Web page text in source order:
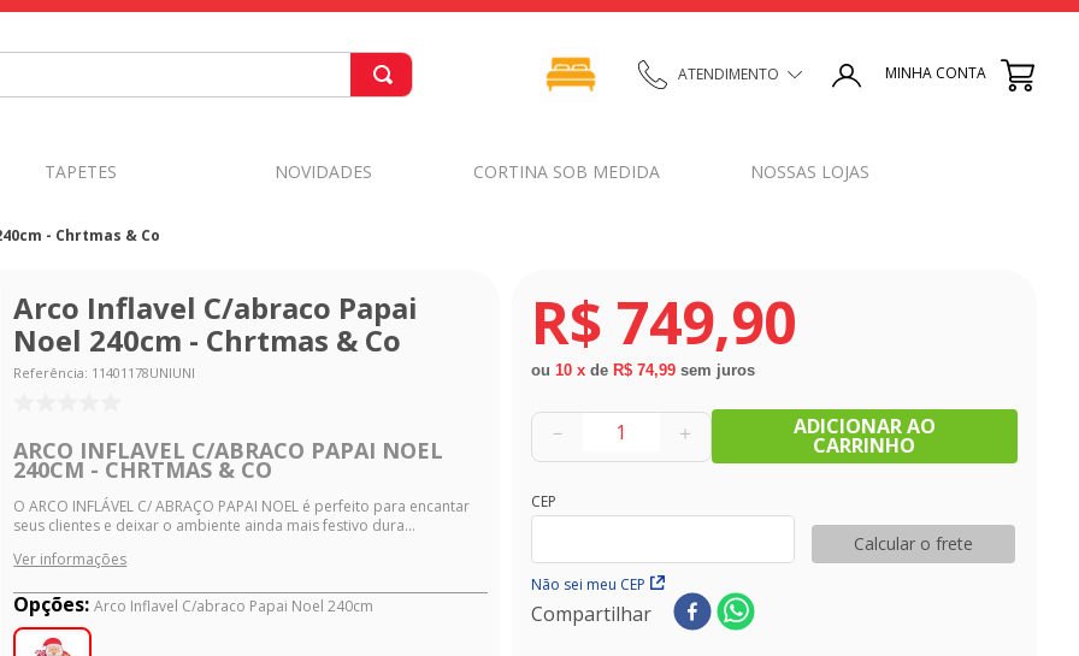
ATENDIMENTO MINHA CONTA
TAPETES NOVIDADES CORTINA SOB MEDIDA NOSSAS LOJAS
- Chrtmas & Co
Arco Inflavel C/abraco Papai
Noel 240cm - Chrtmas & Co
Referência: 11401178UNIUNI
ARCO INFLAVEL C/ABRACO PAPAI NOEL
240CM - CHRTMAS & CO
O ARCO INFLÁVEL C/ ABRAÇO PAPAI NOEL é perfeito para encantar
seus clientes e deixar o ambiente ainda mais festivo dura...
Ver informações
Opções:Arco Inflavel C/abraco Papai Noel 240cm
R$ 749,90
ou 10 xde R$ 74,99 sem juros
＋
－ ADICIONAR AO
CARRINHO
CEP
Não sei meu CEP
Calcular o frete
Compartilhar